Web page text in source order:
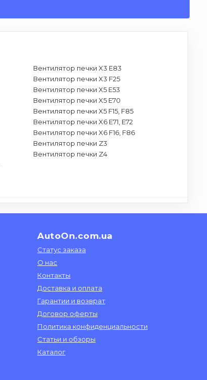
Вентилятор печки X3 E83
Вентилятор печки X3 F25
Вентилятор печки X5 E53
Вентилятор печки X5 E70
Вентилятор печки X5 F15, F85
Вентилятор печки X6 E71, E72
Вентилятор печки X6 F16, F86
Вентилятор печки Z3
Вентилятор печки Z4
AutoOn.com.ua
Статус заказа
О нас
Контакты
Доставка и оплата
Гарантии и возврат
Договор оферты
Политика конфиденциальности
Статьи и обзоры
Каталог